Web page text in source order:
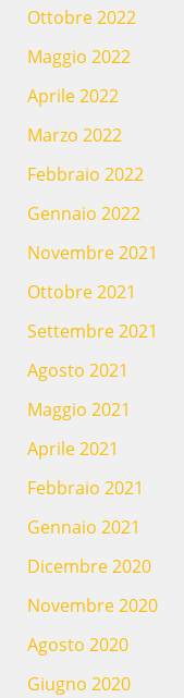
Ottobre 2022
Maggio 2022
Aprile 2022
Marzo 2022
Febbraio 2022
Gennaio 2022
Novembre 2021
Ottobre 2021
Settembre 2021
Agosto 2021
Maggio 2021
Aprile 2021
Febbraio 2021
Gennaio 2021
Dicembre 2020
Novembre 2020
Agosto 2020
Giugno 2020